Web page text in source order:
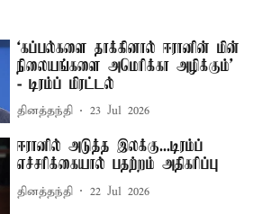
‘கப்பல்களை தாக்கினால் ஈரானின் மின்
நிலையங்களை அமெரிக்கா அழிக்கும்’
- டிரம்ப் மிரட்டல்
தினத்தந்தி 23 Jul 2026
ஈரானில் அடுத்த இலக்கு...டிரம்ப்
எச்சரிக்கையால் பதற்றம் அதிகரிப்பு
தினத்தந்தி 22 Jul 2026